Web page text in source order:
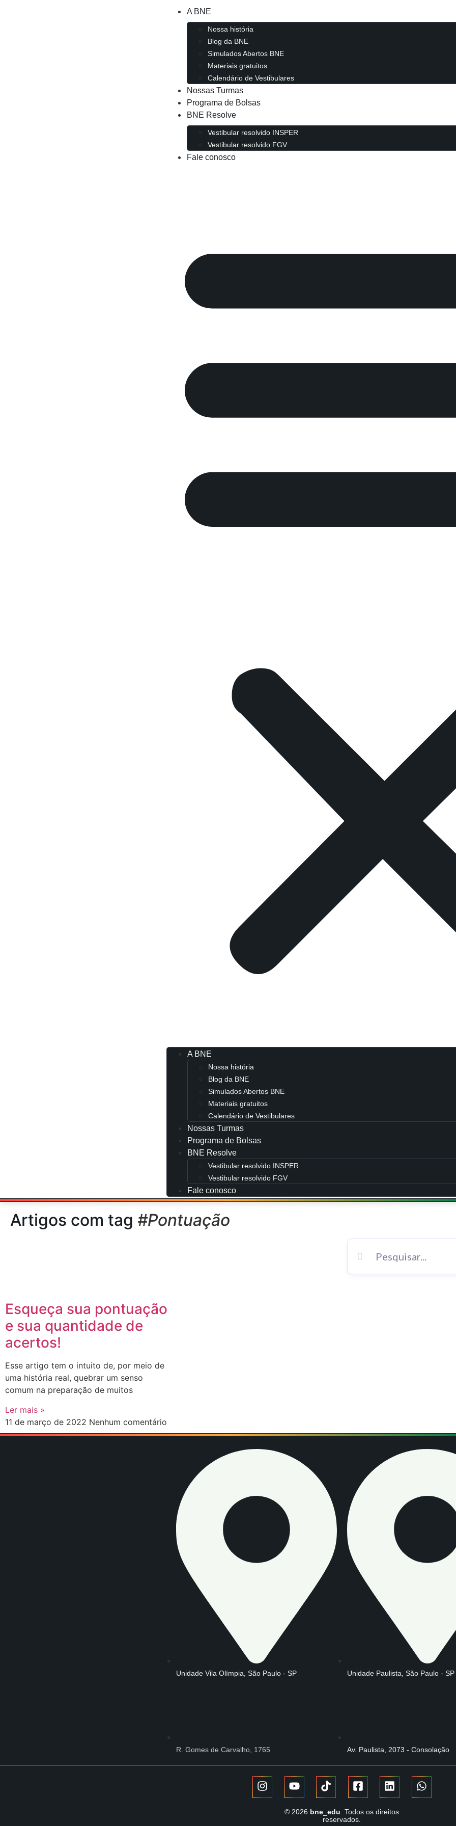
A BNE
Nossa história
Blog da BNE
Simulados Abertos BNE
Materiais gratuitos
Calendário de Vestibulares
Nossas Turmas
Programa de Bolsas
BNE Resolve
Vestibular resolvido INSPER
Vestibular resolvido FGV
Fale conosco
A BNE
Nossa história
Blog da BNE
Simulados Abertos BNE
Materiais gratuitos
Calendário de Vestibulares
Nossas Turmas
Programa de Bolsas
BNE Resolve
Vestibular resolvido INSPER
Vestibular resolvido FGV
Fale conosco
Artigos com tag #Pontuação
Esqueça sua pontuação
e sua quantidade de
acertos!
Esse artigo tem o intuito de, por meio de
uma história real, quebrar um senso
comum na preparação de muitos
Ler mais »
11 de março de 2022 Nenhum comentário
Unidade Vila Olímpia, São Paulo - SP
R. Gomes de Carvalho, 1765
Unidade Paulista, São Paulo - SP
Av. Paulista, 2073 - Consolação
© 2026 bne _edu . Todos os direitos
reservados.